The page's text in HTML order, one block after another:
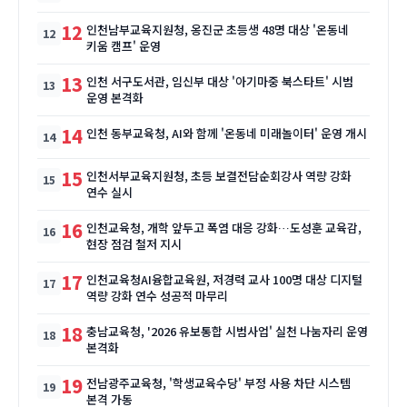
12 인천남부교육지원청, 옹진군 초등생 48명 대상 '온동네
키움 캠프' 운영
13 인천 서구도서관, 임신부 대상 '아기마중 북스타트' 시범
운영 본격화
14 인천 동부교육청, AI와 함께 '온동네 미래놀이터' 운영 개시
15 인천서부교육지원청, 초등 보결전담순회강사 역량 강화
연수 실시
16 인천교육청, 개학 앞두고 폭염 대응 강화…도성훈 교육감,
현장 점검 철저 지시
17 인천교육청AI융합교육원, 저경력 교사 100명 대상 디지털
역량 강화 연수 성공적 마무리
18 충남교육청, '2026 유보통합 시범사업' 실천 나눔자리 운영
본격화
19 전남광주교육청, '학생교육수당' 부정 사용 차단 시스템
본격 가동